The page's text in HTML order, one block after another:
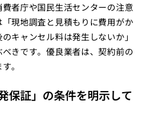
者庁や国民生活センターの注意
現地調査と見積もりに費用がか
キャンセル料は発生しないか」
きです。優良業者は、契約前の
。
保証」の条件を明示して